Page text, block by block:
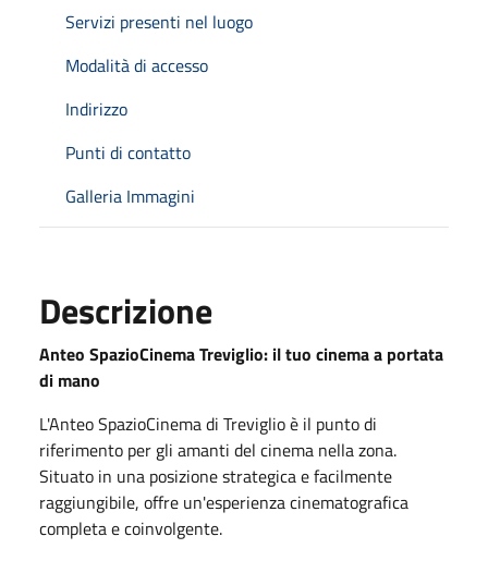
Servizi presenti nel luogo
Modalità di accesso
Indirizzo
Punti di contatto
Galleria Immagini
Descrizione
Anteo SpazioCinema Treviglio: il tuo cinema a portata
di mano
L'Anteo SpazioCinema di Treviglio è il punto di
riferimento per gli amanti del cinema nella zona.
Situato in una posizione strategica e facilmente
raggiungibile, offre un'esperienza cinematografica
completa e coinvolgente.